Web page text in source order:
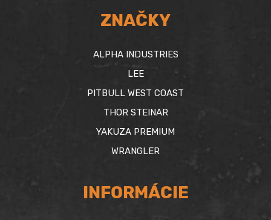
ZNAČKY
ALPHA INDUSTRIES
LEE
PITBULL WEST COAST
THOR STEINAR
YAKUZA PREMIUM
WRANGLER
INFORMÁCIE